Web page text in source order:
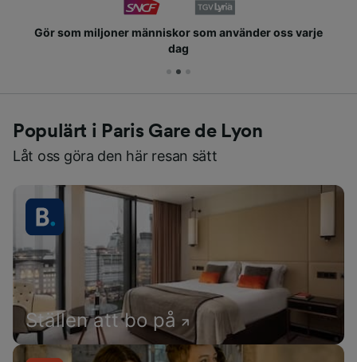
Gör som miljoner människor som använder oss varje
dag
Populärt i Paris Gare de Lyon
Låt oss göra den här resan sätt
Ställen att bo på